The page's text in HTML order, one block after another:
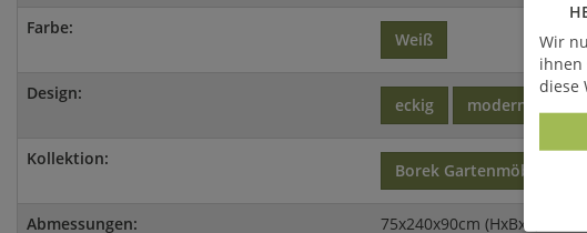
Farbe:
Weiß
Design:
eckig modern
Kollektion:
Borek Gartenmöbel
Abmessungen:
75x240x90cm (HxBxT)
Wir
ihnen
diese